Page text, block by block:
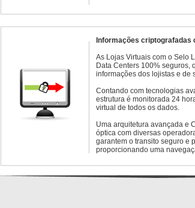
Informações criptografadas
As Lojas Virtuais com o Selo
Data Centers 100% seguros,
informações dos lojistas e de
Contando com tecnologias
estrutura é monitorada 24
virtual de todos os dados.
Uma arquitetura avançada e
óptica com diversas
garantem o transito seguro e
proporcionando uma